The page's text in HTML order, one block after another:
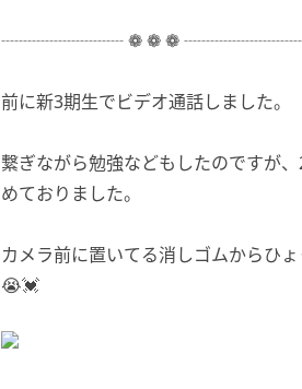
┈┈┈┈┈┈┈ ❁ ❁ ❁
前に新3期生でビデオ通話しました。
繋ぎながら勉強などもしたのですが
めておりました。
カメラ前に置いてる消しゴムからひ
😭💓